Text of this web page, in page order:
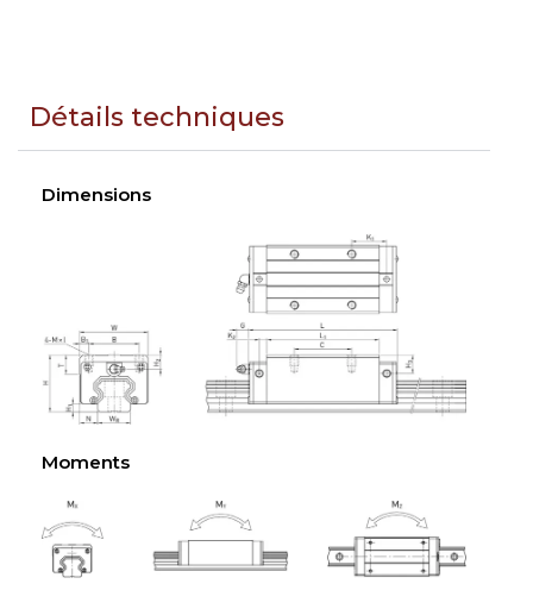
Détails techniques
Dimensions
Moments